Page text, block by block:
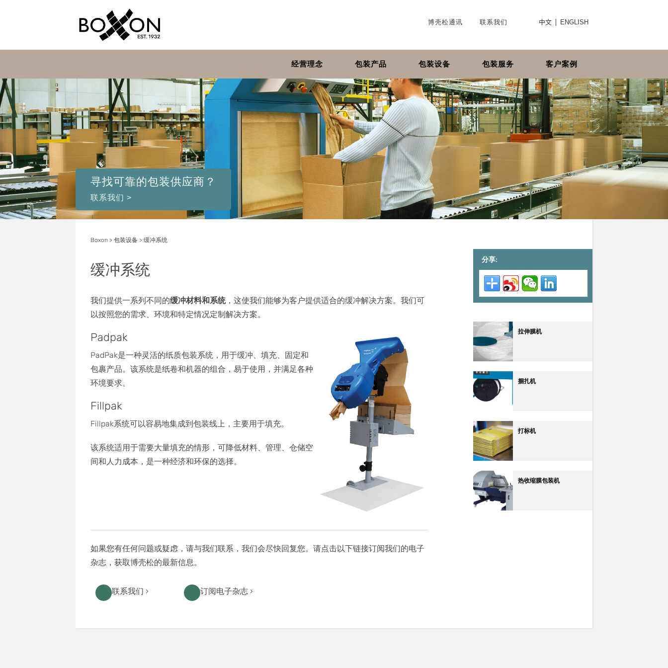
中文 ENGLISH
博壳松通讯 联系我们
经营理念 包装产品 包装设备 包装服务 客户案例
寻找可靠的包装供应商？
联系我们 >
分享:
拉伸膜机
捆扎机
打标机
热收缩膜包装机
Boxon > 包装设备 > 缓冲系统
缓冲系统
我们提供一系列不同的缓冲材料和系统，这使我们能够为客户提供适合的缓冲解决方案。我们可
以按照您的需求、环境和特定情况定制解决方案。
Padpak
PadPak是一种灵活的纸质包装系统，用于缓冲、填充、固定和
包裹产品。该系统是纸卷和机器的组合，易于使用，并满足各种
环境要求。
Fillpak
Fillpak系统可以容易地集成到包装线上，主要用于填充。
该系统适用于需要大量填充的情形，可降低材料、管理、仓储空
间和人力成本，是一种经济和环保的选择。
如果您有任何问题或疑虑，请与我们联系，我们会尽快回复您。请点击以下链接订阅我们的电子
杂志，获取博壳松的最新信息。
联系我们 › 订阅电子杂志 ›